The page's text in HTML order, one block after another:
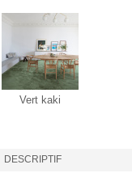
Vert kaki
DESCRIPTIF